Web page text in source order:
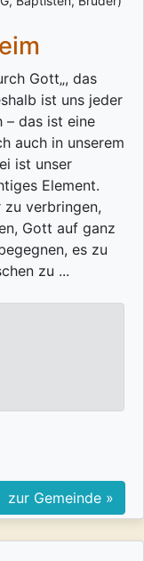
Gott„, das
ist uns jeder
– das ist eine
auch in unserem
ist unser
Element.
verbringen,
Gott auf ganz
es zu
zu ...
zur Gemeinde »